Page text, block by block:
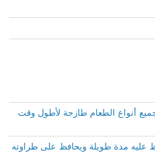
أنواع الطعام طازجة لأطول وقت
عليه مدة طويلة ويحافظ على طراوته